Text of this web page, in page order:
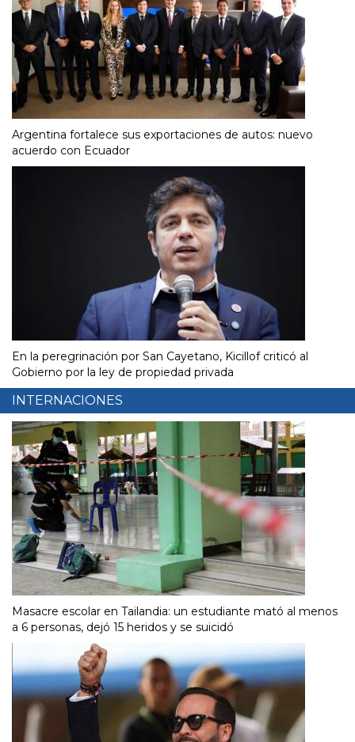
Argentina fortalece sus exportaciones de autos: nuevo
acuerdo con Ecuador
En la peregrinación por San Cayetano, Kicillof criticó al
Gobierno por la ley de propiedad privada
INTERNACIONES
Masacre escolar en Tailandia: un estudiante mató al menos
a 6 personas, dejó 15 heridos y se suicidó